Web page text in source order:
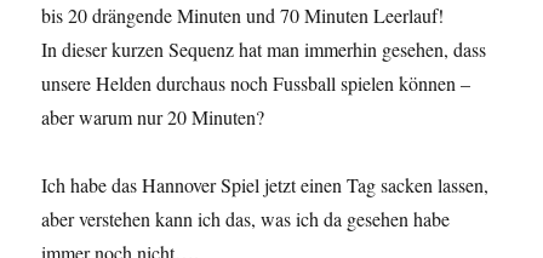
bis 20 drängende Minuten und 70 Minuten Leerlauf!
In dieser kurzen Sequenz hat man immerhin gesehen, dass
unsere Helden durchaus noch Fussball spielen können –
aber warum nur 20 Minuten?
Ich habe das Hannover Spiel jetzt einen Tag sacken lassen,
aber verstehen kann ich das, was ich da gesehen habe